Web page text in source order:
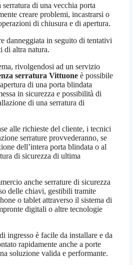
di una vecchia porta
creare problemi, incastrarsi o
di chiusura e di apertura.
danneggiata in seguito di tentativi
di altra natura.
rivolgendosi ad un servizio
serratura Vittuone è possibile
di una porta blindata
in sicurezza e possibilità di
di una serratura di
alle richieste del cliente, i tecnici
serrature provvederanno, se
dell’intera porta blindata o al
di sicurezza di ultima
anche serrature di sicurezza
delle chiavi, gestibili tramite
o tablet attraverso il sistema di
digitali o altre tecnologie
ingresso è facile da installare e da
rapidamente anche a porte
soluzione valida e performante.